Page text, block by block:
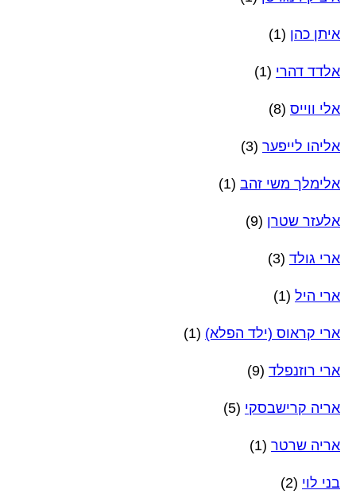
איתן כהן (1)
אלדד דהרי (1)
אלי ווייס (8)
אליהו לייפער (3)
אלימלך משי זהב (1)
אלעזר שטרן (9)
ארי גולד (3)
ארי היל (1)
ארי קראוס (ילד הפלא) (1)
ארי רוזנפלד (9)
אריה קרישבסקי (5)
אריה שרטר (1)
בני לוי (2)